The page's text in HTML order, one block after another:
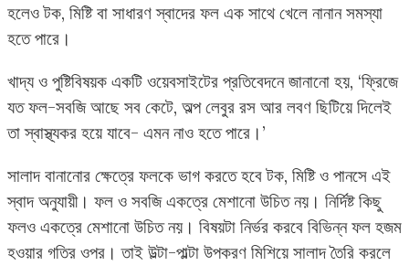
হলেও টক, মিষ্টি বা সাধারণ স্বাদের ফল এক সাথে খেলে নানান সমস্যা
হতে পারে।
খাদ্য ও পুষ্টিবিষয়ক একটি ওয়েবসাইটের প্রতিবেদনে জানানো হয়, ‘ফ্রিজে
যত ফল-সবজি আছে সব কেটে, অল্প লেবুর রস আর লবণ ছিটিয়ে দিলেই
তা স্বাস্থ্যকর হয়ে যাবে- এমন নাও হতে পারে।’
সালাদ বানানোর ক্ষেত্রে ফলকে ভাগ করতে হবে টক, মিষ্টি ও পানসে এই
স্বাদ অনুযায়ী। ফল ও সবজি একত্রে মেশানো উচিত নয়। নির্দিষ্ট কিছু
ফলও একত্রে মেশানো উচিত নয়। বিষয়টা নির্ভর করবে বিভিন্ন ফল হজম
হওয়ার গতির ওপর। তাই উল্টা-পাল্টা উপকরণ মিশিয়ে সালাদ তৈরি করলে